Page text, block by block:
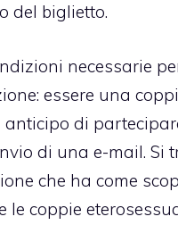
del biglietto.
necessarie
essere una
di
di una e-mail. Si
che ha come
le coppie